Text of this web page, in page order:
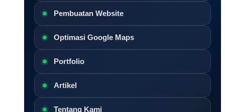
Pembuatan Website
Optimasi Google Maps
Portfolio
Artikel
Tentang Kami